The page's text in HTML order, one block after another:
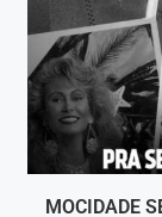
MOCIDADE